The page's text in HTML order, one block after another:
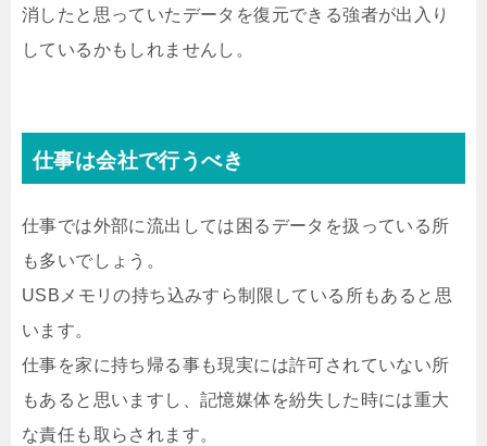
消したと思っていたデータを復元できる強者が出入り
しているかもしれませんし。
仕事は会社で行うべき
仕事では外部に流出しては困るデータを扱っている所
も多いでしょう。
USBメモリの持ち込みすら制限している所もあると思
います。
仕事を家に持ち帰る事も現実には許可されていない所
もあると思いますし、記憶媒体を紛失した時には重大
な責任も取らされます。